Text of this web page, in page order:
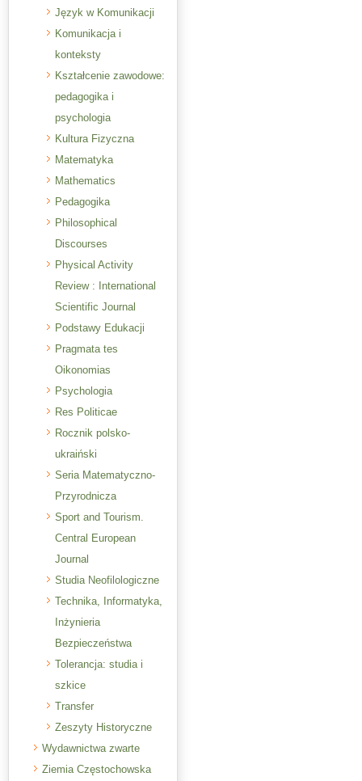
Język w Komunikacji
Komunikacja i
konteksty
Kształcenie zawodowe:
pedagogika i
psychologia
Kultura Fizyczna
Matematyka
Mathematics
Pedagogika
Philosophical
Discourses
Physical Activity
Review : International
Scientific Journal
Podstawy Edukacji
Pragmata tes
Oikonomias
Psychologia
Res Politicae
Rocznik polsko-
ukraiński
Seria Matematyczno-
Przyrodnicza
Sport and Tourism.
Central European
Journal
Studia Neofilologiczne
Technika, Informatyka,
Inżynieria
Bezpieczeństwa
Tolerancja: studia i
szkice
Transfer
Zeszyty Historyczne
Wydawnictwa zwarte
Ziemia Częstochowska